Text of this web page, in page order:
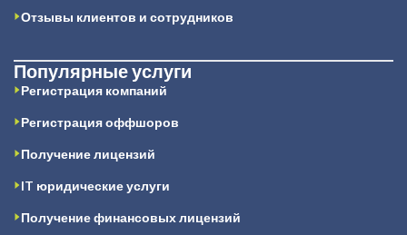
Отзывы клиентов и сотрудников
Популярные услуги
Регистрация компаний
Регистрация оффшоров
Получение лицензий
IT юридические услуги
Получение финансовых лицензий